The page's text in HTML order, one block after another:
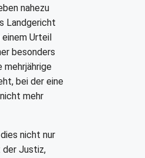
nahezu
Landgericht
Urteil
besonders
mehrjährige
bei der eine
mehr
nicht nur
der Justiz,